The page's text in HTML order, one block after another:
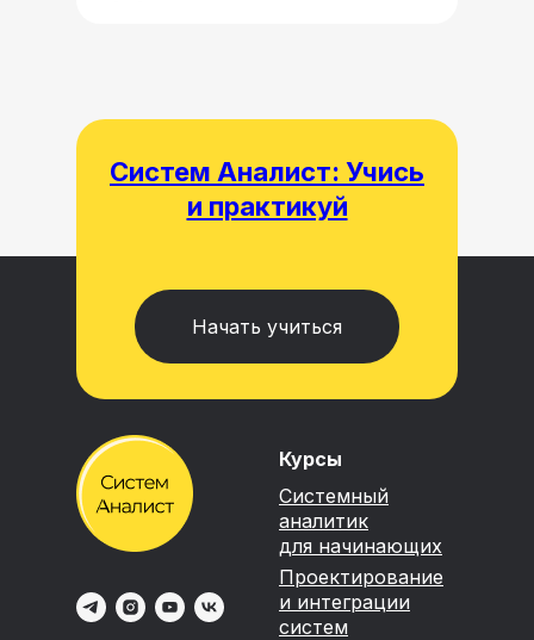
Систем Аналист: Учись
и практикуй
Начать учиться
Курсы
Системный
аналитик
для начинающих
Проектирование
и интеграции
систем